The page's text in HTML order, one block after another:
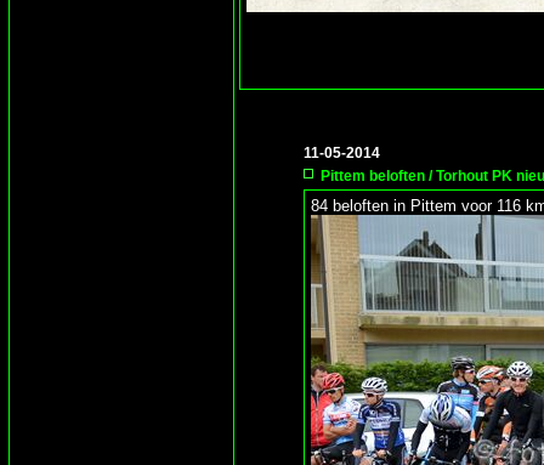
11-05-2014
Pittem beloften / Torhout PK
84 beloften in Pittem voor 116